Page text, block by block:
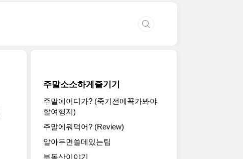
주말소소하게즐기기
주말에어디가? (죽기전에꼭가봐야
할여행지)
주말에뭐먹어? (Review)
알아두면쓸데있는팁
부동산이야기